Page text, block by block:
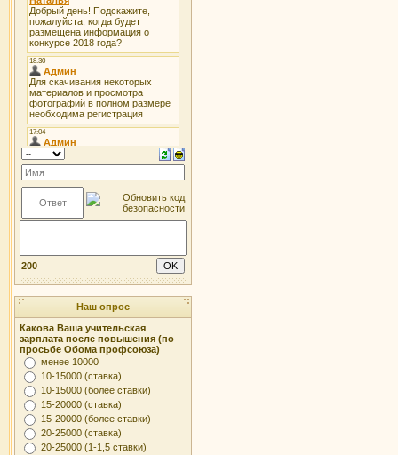
200
Наш опрос
Какова Ваша учительская
зарплата после повышения (по
просьбе Обома профсоюза)
менее 10000
10-15000 (ставка)
10-15000 (более ставки)
15-20000 (ставка)
15-20000 (более ставки)
20-25000 (ставка)
20-25000 (1-1,5 ставки)